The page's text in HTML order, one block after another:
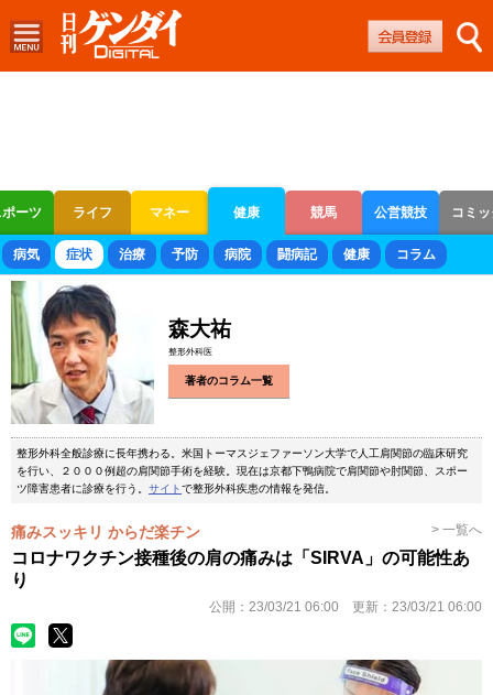
ーツ ライフ マネー 健康 競馬 公営競技 コミ
ボートレース 競輪 オートレース
病気 症状 治療 予防 病院 闘病記 健康 コラム
森大祐
整形外科医
著者のコラム一覧
整形外科全般診療に長年携わる。米国トーマスジェファーソン大学で人工肩関節の臨床研究
を行い、２０００例超の肩関節手術を経験。現在は京都下鴨病院で肩関節や肘関節、スポー
ツ障害患者に診療を行う。 サイトで整形外科疾患の情報を発信。
痛みスッキリ からだ楽チン > 一覧へ
コロナワクチン接種後の肩の痛みは「SIRVA」の可能性あ
り
公開： 23/03/21 06:00 更新： 23/03/21 06:00